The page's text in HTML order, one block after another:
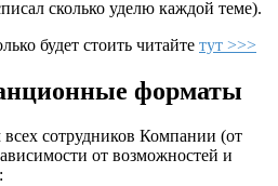
сколько уделю каждой теме).
будет стоить читайте тут >>>
форматы
всех сотрудников Компании (от
от возможностей и